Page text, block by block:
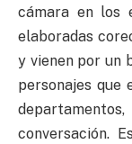
cámara en los
elaboradas
y vienen por un
personajes que
conversación.